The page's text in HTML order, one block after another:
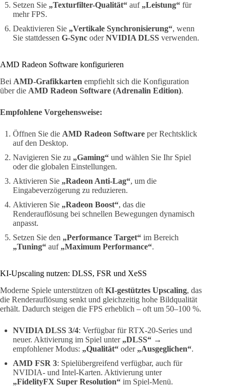
Setzen Sie „Texturfilter-Qualität“ auf „Leistung“ für
mehr FPS.
Deaktivieren Sie „Vertikale Synchronisierung“, wenn
Sie stattdessen G-Sync oderNVIDIA DLSS verwenden.
AMD Radeon Software konfigurieren
Bei AMD-Grafikkarten empfiehlt sich die Konfiguration
über die AMD Radeon Software (Adrenalin Edition).
Empfohlene Vorgehensweise:
Öffnen Sie die AMD Radeon Software per Rechtsklick
auf den Desktop.
Navigieren Sie zu „Gaming“ und wählen Sie Ihr Spiel
oder die globalen Einstellungen.
Aktivieren Sie „Radeon Anti-Lag“, um die
Eingabeverzögerung zu reduzieren.
Aktivieren Sie „Radeon Boost“, das die
Renderauflösung bei schnellen Bewegungen dynamisch
anpasst.
Setzen Sie den „Performance Target“ im Bereich
„Tuning“ auf „Maximum Performance“.
KI-Upscaling nutzen: DLSS, FSR und XeSS
Moderne Spiele unterstützen oft KI-gestütztes Upscaling, das
die Renderauflösung senkt und gleichzeitig hohe Bildqualität
erhält. Dadurch steigen die FPS erheblich – oft um 50–100 %.
NVIDIA DLSS 3/4: Verfügbar für RTX-20-Series und
neuer. Aktivierung im Spiel unter „DLSS“ →
empfohlener Modus: „Qualität“ oder „Ausgeglichen“.
AMD FSR 3: Spielübergreifend verfügbar, auch für
NVIDIA- und Intel-Karten. Aktivierung unter
„FidelityFX Super Resolution“ im Spiel-Menü.